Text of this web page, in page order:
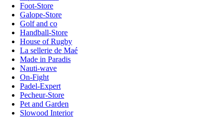
Foot-Store
Galope-Store
Golf and co
Handball-Store
House of Rugby
La sellerie de Maé
Made in Paradis
Nauti-wave
On-Fight
Padel-Expert
Pecheur-Store
Pet and Garden
Slowood Interior